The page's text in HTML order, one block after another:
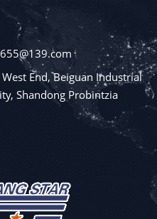
End, Beiguan Industrial
Shandong Probintzia